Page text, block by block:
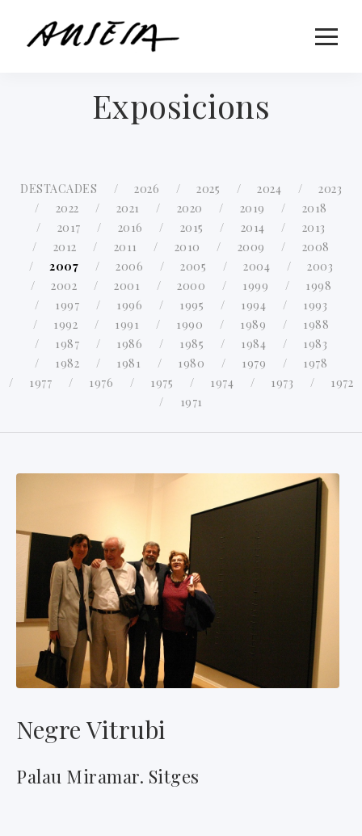
Exposicions
DESTACADES 2026 2025 2024
2023
2022
2021 2020 2019
2018
2017
2016 2015 2014
2013
2012
2011 2010 2009
2008
2007
2006 2005 2004
2003
2002
2001 2000 1999
1998
1997
1996 1995 1994
1993
1992
1991 1990 1989
1988
1987
1986 1985 1984
1983
1982
1981 1980 1979
1978
1977
1976 1975 1974 1973
1972
1971
Negre Vitrubi
Palau Miramar. Sitges